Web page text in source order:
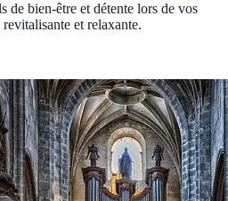
de bien-être et détente lors de vos
et relaxante.